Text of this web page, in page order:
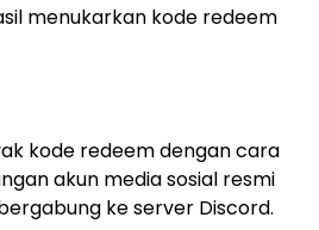
menukarkan kode redeem
kode redeem dengan cara
akun media sosial resmi
ke server Discord.